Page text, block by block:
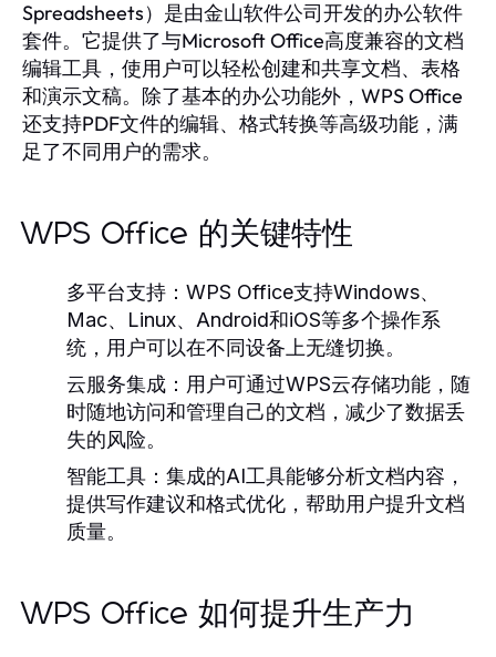
Spreadsheets）是由金山软件公司开发的办公软件
套件。它提供了与Microsoft Office高度兼容的文档
编辑工具，使用户可以轻松创建和共享文档、表格
和演示文稿。除了基本的办公功能外，WPS Office
还支持PDF文件的编辑、格式转换等高级功能，满
足了不同用户的需求。
WPS Office 的关键特性
多平台支持： WPS Office支持Windows、
Mac、Linux、Android和iOS等多个操作系
统，用户可以在不同设备上无缝切换。
云服务集成： 用户可通过WPS云存储功能，随
时随地访问和管理自己的文档，减少了数据丢
失的风险。
智能工具： 集成的AI工具能够分析文档内容，
提供写作建议和格式优化，帮助用户提升文档
质量。
WPS Office 如何提升生产力